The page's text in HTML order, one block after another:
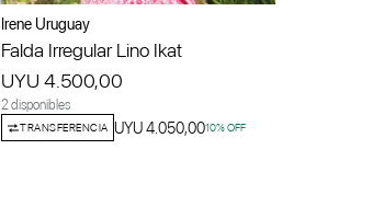
Irene Uruguay
Falda Irregular Lino Ikat
UYU 4.500,00
2 disponibles
TRANSFERENCIA UYU 4.050,0010% OFF